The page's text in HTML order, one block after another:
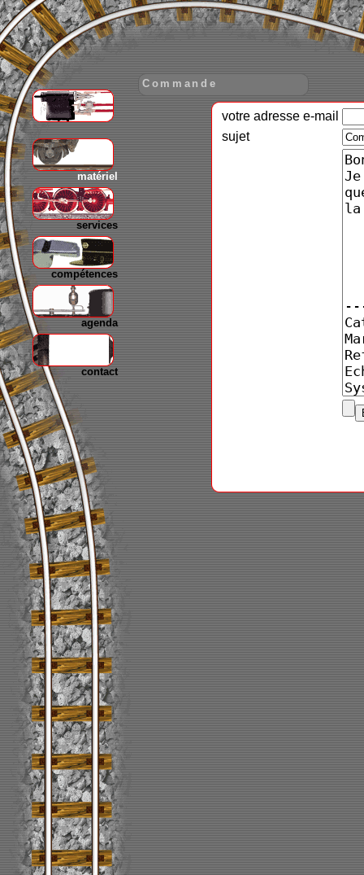
matériel
services
compétences
agenda
contact
Commande
votre adresse e-mail
sujet